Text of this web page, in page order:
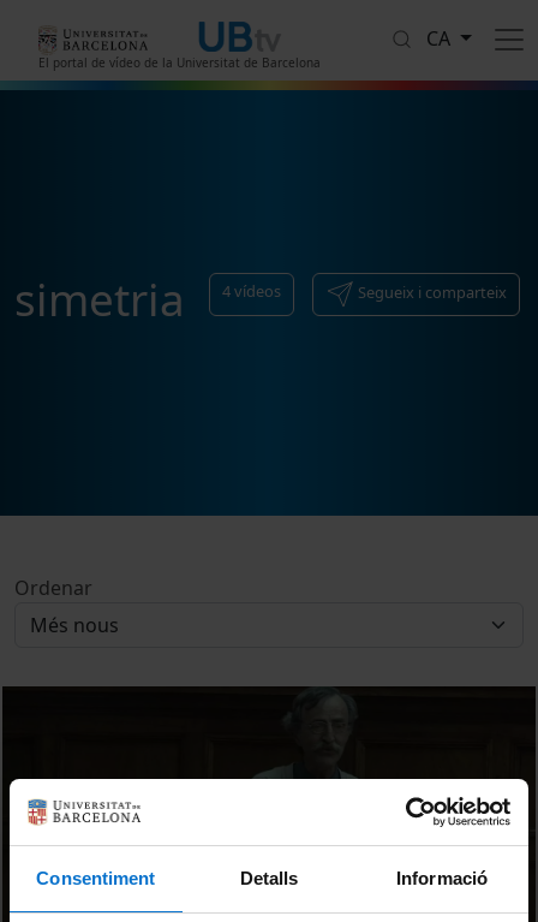
Consentiment Detalls Informació
El portal de vídeo de la Universitat de Barcelona
CA
simetria 4vídeos Segueix i comparteix
Ordenar